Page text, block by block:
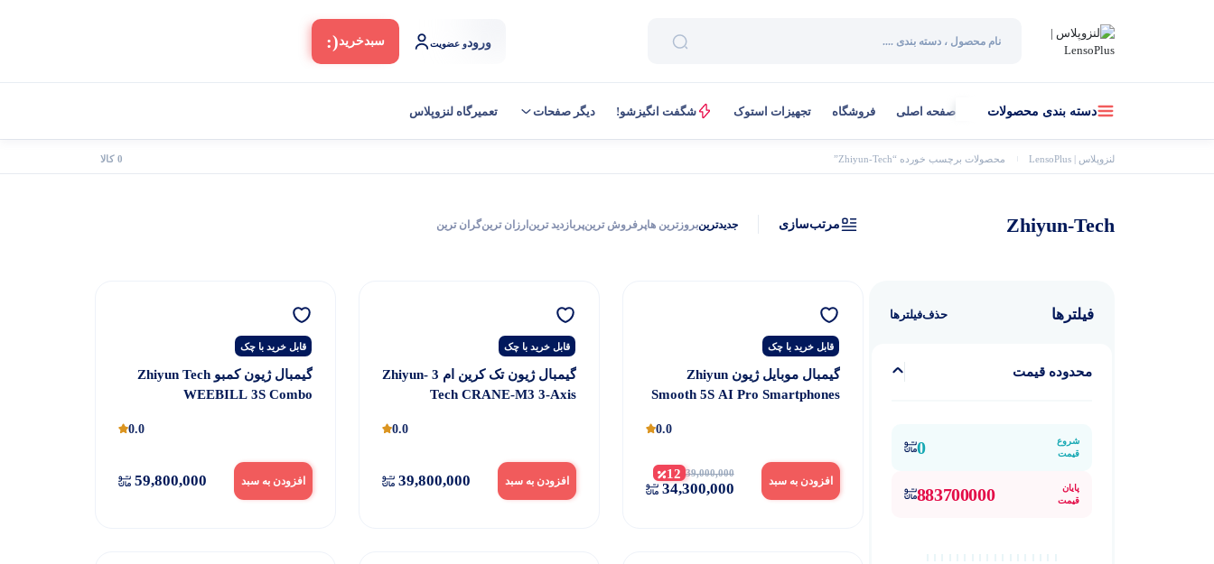
ورودو عضویت سبد‌خرید(:
دسته بندی محصولات صفحه اصلی فروشگاه تجهیزات استوک شگفت انگیزشو! دیگر صفحات تعمیرگاه لنزوپلاس
لنزوپلاس | LensoPlus محصولات برچسب خورده “Zhiyun-Tech” 0 کالا
Zhiyun-Tech
فیلترها حذف‌فیلتر‌ها
محدوده قیمت
شروع
قیمت
0
پایان
قیمت
883700000
مرتب‌سازی جدیدترینبروزترین هاپرفروش ترینپربازدید ترینارزان ترینگران ترین
گیمبال موبایل ژیون Zhiyun
Smooth 5S AI Pro Smartphones
0.0
افزودن به سبد
39,000,000
12
34,300,000
قابل خرید با چک
گیمبال ژیون تک کرین ام 3 Zhiyun-
Tech CRANE-M3 3-Axis
0.0
افزودن به سبد 39,800,000
قابل خرید با چک
گیمبال ژیون کمبو Zhiyun Tech
WEEBILL 3S Combo
0.0
افزودن به سبد 59,800,000
قابل خرید با چک